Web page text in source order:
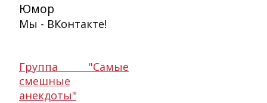
Юмор
Мы - ВКонтакте!
Группа "Самые
смешные
анекдоты"